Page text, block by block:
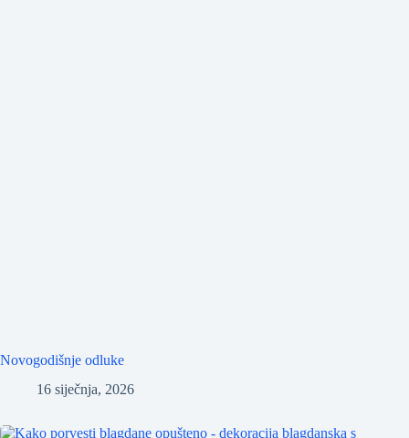
Novogodišnje odluke
16 siječnja, 2026